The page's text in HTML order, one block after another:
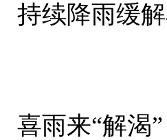
持续降雨缓
喜雨来“解渴